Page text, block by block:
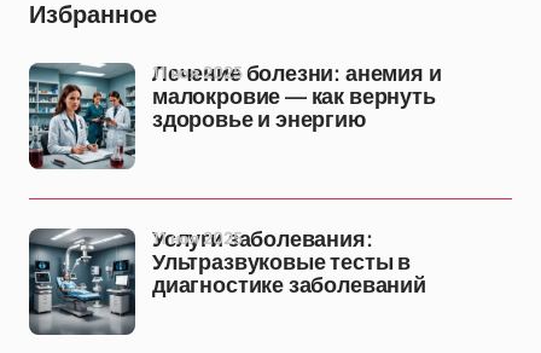
Избранное
Лечение болезни: анемия и
малокровие — как вернуть
здоровье и энергию
11 ноя 2025
Услуги заболевания:
Ультразвуковые тесты в
диагностике заболеваний
11 ноя 2025